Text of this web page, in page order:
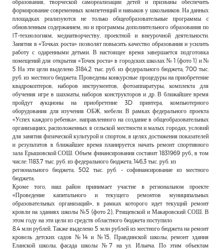
образования, творческой самореализации детей и призваны обеспечить
формирование современных компетенций и навыков у школьников. На данных
площадках реализуются не только общеобразовательные программы с
обновленным содержанием, но и программы дополнительного образования по
IT-технологиям, медиатворчеству, проектной и внеурочной деятельности.
Занятия в «Точках роста» позволят повысить качество образования и усилить
работу с одаренными детьми. В настоящее время завершается подготовка
помещений для открытия «Точек роста» в городских школах № 1 (фото 1) и №
5 На эти цели выделено 3184,2 тыс. руб. из федерального бюджета, 700 тыс.
руб. из местного бюджета. Проведены конкурсные процедуры на приобретение
квадрокоптеров, наборов инструментов, фотоаппаратуры, комплекта для
обучения игре в шахматы, наборов конструкторов и др. В ближайшее время
пройдут аукционы на приобретение 3D принтера, компьютерного
оборудования для изучения ОБЖ, мебели. В рамках федерального проекта
«Успех каждого ребенка», направленного на создание в общеобразовательных
организациях, расположенных в сельской местности и малых городах, условий
для занятия физической культурой и спортом, в целях достижения показателей
и результатов в ближайшее время планируется начать ремонт спортивного
зала Ерышовской СОШ. Объем финансирования составит 1831969 руб., в том
числе: 1183,7 тыс. руб. из федерального бюджета, 146,3 тыс. руб. из
регионального бюджета, 502 тыс. руб. - софинансирование из местного
бюджета.
Кроме того, наш район принимает участие в региональном проекте
«Проведение капитального и текущего ремонтов муниципальных
образовательных организаций», в рамках которого идет текущий ремонт
кровли на зданиях школы №5 (фото 2), Ртищевской и Макаровский СОШ. В
этом году на эти цели из средств областного бюджета поступило
8,4 млн рублей. Также выделено 5 млн рублей из местного бюджета на ремонт
кровель детских садов №14 и №15, Правдинской школы, ремонт здания
Еланской школы, фасада школы №7 на ул. Ильича. По этим объектам